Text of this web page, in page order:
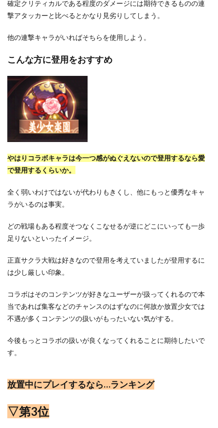
確定クリティカルである程度のダメージには期待できるものの連
撃アタッカーと比べるとかなり見劣りしてしまう。
他の連撃キャラがいればそちらを使用しよう。
こんな方に登用をおすすめ
やはりコラボキャラは今一つ感がぬぐえないので登用するなら愛
で登用するくらいか。
全く弱いわけではないが代わりもきくし、他にもっと優秀なキャ
ラがいるのは事実。
どの戦場もある程度そつなくこなせるが逆にどこにいっても一歩
足りないといったイメージ。
正直サクラ大戦は好きなので登用を考えていましたが登用するに
は少し厳しい印象。
コラボはそのコンテンツが好きなユーザーが扱ってくれるので本
当であれば集客などのチャンスのはずなのに何故か放置少女では
不遇が多くコンテンツの扱いがもったいない気がする。
今後もっとコラボの扱いが良くなってくれることに期待したいで
す。
放置中にプレイするなら…ランキング
▽第3位